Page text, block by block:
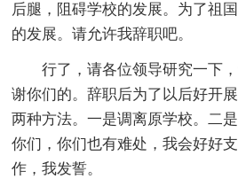
后腿，阻碍学校的发展。为了祖
的发展。请允许我辞职吧。
行了，请各位领导研究一下
谢你们的。辞职后为了以后好开
两种方法。一是调离原学校。二
你们，你们也有难处，我会好好
作，我发誓。